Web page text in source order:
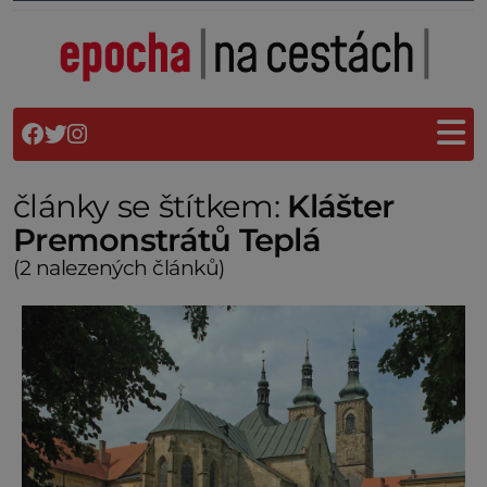
články se štítkem: Klášter
Premonstrátů Teplá
(2 nalezených článků)